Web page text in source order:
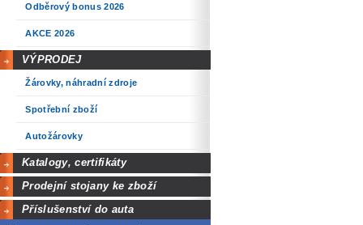
Odběrový bonus 2026
AKCE 2026
VÝPRODEJ
Žárovky, náhradní zdroje
Spotřební zboží
Autožárovky
Katalogy, certifikáty
Prodejní stojany ke zboží
Příslušenství do auta